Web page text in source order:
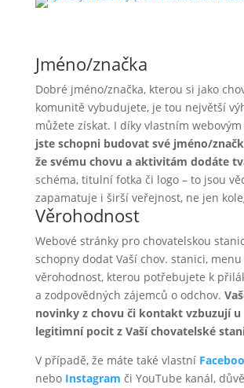
Jméno/značka
Dobré jméno/značka, kterou si jako
komunitě vybudujete, je tou největší
můžete získat. I díky vlastním
jste schopni budovat své jméno/
že svému chovu a aktivitám dodáte
schéma, titulní fotka či logo – to jsou
zapamatuje i širší veřejnost, ne jen
Věrohodnost
Webové stránky pro chovatelskou
schopny dodat Vaší chov. stanici,
věrohodnost, kterou potřebujete k
a zodpovědných zájemců o odchov.
novinky z chovu či kontakt vzbuzují
legitimní pocit z Vaší chovatelské
V případě, že máte také vlastní
nebo Instagram či YouTube kanál,